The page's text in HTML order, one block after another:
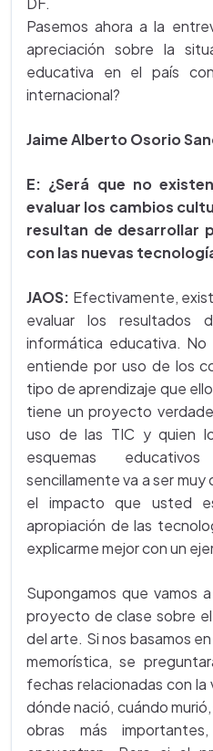
Pasemos ahora a la
apreciación sobre la
educativa en el país
internacional?
Jaime Alberto Osorio
E: ¿Será que no
evaluar los cambios
resultan de desarrollar
con las nuevas
JAOS: Efectivamente,
evaluar los resultados
informática educativa.
entiende por uso de los
tipo de aprendizaje que
tiene un proyecto
uso de las TIC y quien
esquemas
sencillamente va a ser
el impacto que usted
apropiación de las
explicarme mejor con un
Supongamos que vamos
proyecto de clase sobre
del arte. Si nos basamos
memorística, se
fechas relacionadas con la
dónde nació, cuándo
obras más